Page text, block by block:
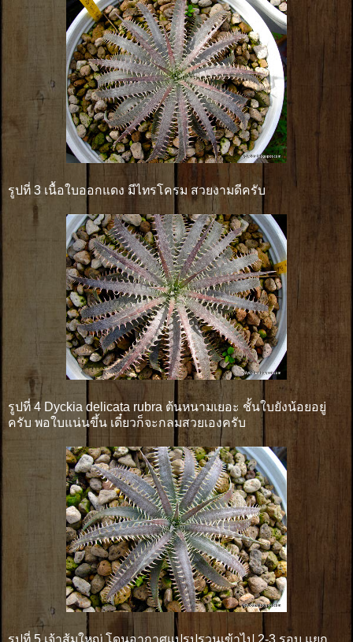
รูปที่ 3 เนื้อใบออกแดง มีไทรโครม สวยงามดีครับ
รูปที่ 4 Dyckia delicata rubra ต้นหนามเยอะ ชั้นใบยังน้อยอยู่
ครับ พอใบแน่นขึ้น เดี๋ยวก็จะกลมสวยเองครับ
รูปที่ 5 เจ้าส้มใหญ่ โดนอากาศแปรปรวนเข้าไป 2-3 รอบ แยก